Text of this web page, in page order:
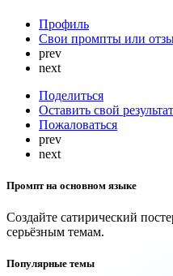
Профиль
Свои промпты или
prev
next
Поделиться
Оставить свой
Пожаловаться
prev
next
Промпт на основном языке
Создайте сатирический
серьёзным темам.
Популярные темы